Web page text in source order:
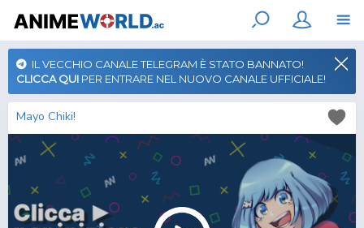
IL VECCHIO CANALE TELEGRAM È STATO BANNATO!
CLICCA QUI PER ENTRARE NEL NUOVO CANALE UFFICIALE!
Mayo Chiki!